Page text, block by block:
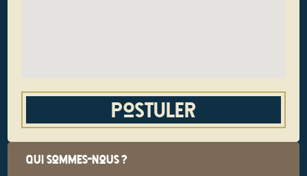
Qui sommes-nous ?
Postuler